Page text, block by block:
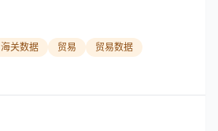
海关数据 贸易
贸易数据